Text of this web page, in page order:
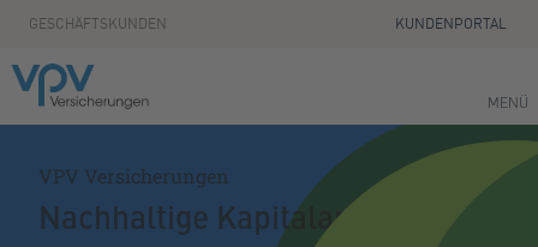
Zum Seiteninhalt springen
GESCHÄFTSKUNDEN KUNDENPORTAL
MENÜ
VPV Versicherungen
Nachhaltige Kapitalanlage